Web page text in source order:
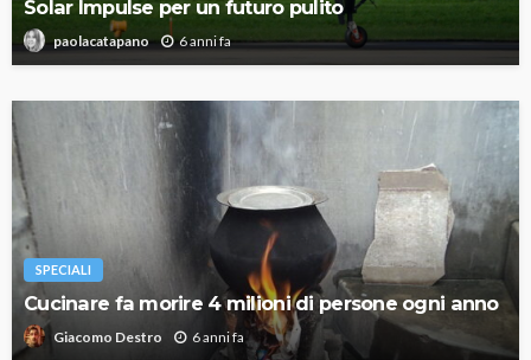
Solar Impulse per un futuro pulito
paolacatapano 6 anni fa
SPECIALI
Cucinare fa morire 4 milioni di persone ogni anno
Giacomo Destro 6 anni fa